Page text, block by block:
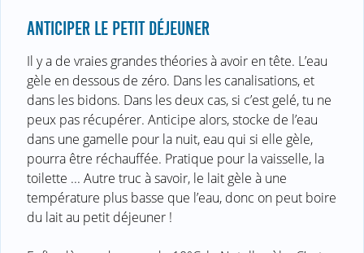
ANTICIPER LE PETIT DÉJEUNER
Il y a de vraies grandes théories à avoir en tête. L’eau
gèle en dessous de zéro. Dans les canalisations, et
dans les bidons. Dans les deux cas, si c’est gelé, tu ne
peux pas récupérer. Anticipe alors, stocke de l’eau
dans une gamelle pour la nuit, eau qui si elle gèle,
pourra être réchauffée. Pratique pour la vaisselle, la
toilette ... Autre truc à savoir, le lait gèle à une
température plus basse que l’eau, donc on peut boire
du lait au petit déjeuner !